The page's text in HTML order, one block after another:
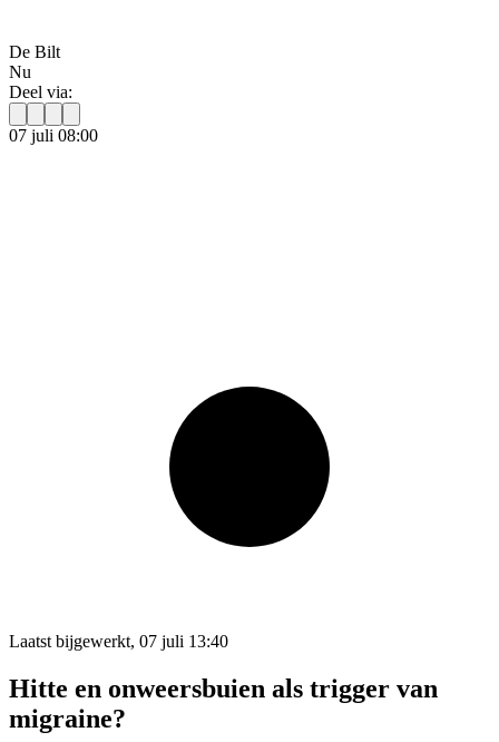
De Bilt
Nu
Deel via:
07 juli 08:00
Laatst bijgewerkt, 07 juli 13:40
Hitte en onweersbuien als trigger van
migraine?